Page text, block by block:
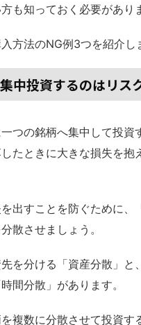
も知っておく必要があり
方法のNG例3つを紹介し
中投資するのはリス
つの銘柄へ集中して投資
たときに大きな損失を抱
出すことを防ぐために、
散させましょう。
を分ける「資産分散」と
間分散」があります。
複数に分散させて投資す